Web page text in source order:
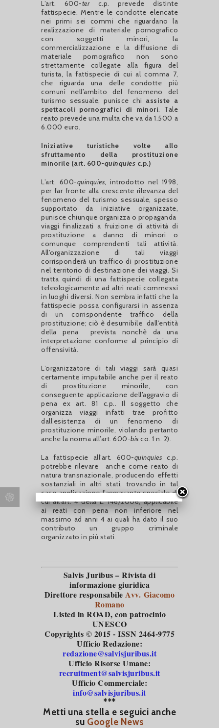
L’art. 600-terc.p. prevede distinte
fattispecie. Mentre le condotte elencate
nei primi sei commi che riguardano la
realizzazione di materiale pornografico
con soggetti minori, la
commercializzazione e la diffusione di
materiale pornografico non sono
strettamente collegate alla figura del
turista, la fattispecie di cui al comma 7,
che riguarda una delle condotte più
comuni nell’ambito del fenomeno del
turismo sessuale, punisce chi assiste a
spettacoli pornografici di minori. Tale
reato prevede una multa che va da 1.500 a
6.000 euro.
Iniziative turistiche volte allo
sfruttamento della prostituzione
minorile (art. 600-quinquies c.p.)
L’art. 600-quinquies, introdotto nel 1998,
per far fronte alla crescente rilevanza del
fenomeno del turismo sessuale, spesso
supportato da iniziative organizzate,
punisce chiunque organizza o propaganda
viaggi finalizzati a fruizione di attività di
prostituzione a danno di minori o
comunque comprendenti tali attività.
All’organizzazione di tali viaggi
corrisponderà un traffico di prostituzione
nel territorio di destinazione dei viaggi. Si
tratta quindi di una fattispecie collegata
teleologicamente ad altri reati commessi
in luoghi diversi. Non sembra infatti che la
fattispecie possa configurarsi in assenza
di un corrispondente traffico della
prostituzione; ciò è desumibile dall’entità
della pena prevista nonchè da una
interpretazione conforme al principio di
offensività.
L’organizzatore di tali viaggi sarà quasi
certamente imputabile anche per il reato
di prostituzione minorile, con
conseguente applicazione dell’aggravio di
pena ex art. 81 c.p.. Il soggetto che
organizza viaggi infatti trae profitto
dall’esistenza di un fenomeno di
prostituzione minorile, violando pertanto
anche la norma all’art. 600-bis co. 1 n. 2).
La fattispecie all’art. 600-quinquies c.p.
potrebbe rilevare anche come reato di
natura transnazionale, producendo effetti
sostanziali in altri stati, trovando in tal
caso applicazione l’aggravante speciale di
cui all’art. 4 della L. 146/2006, applicabile
ai reati con pena non inferiore nel
massimo ad anni 4 ai quali ha dato il suo
contributo un gruppo criminale
organizzato in più stati.
Salvis Juribus – Rivista di
informazione giuridica
Direttore responsabileAvv. Giacomo
Romano
Listed in ROAD, con patrocinio
UNESCO
Copyrights © 2015 - ISSN 2464-9775
Ufficio Redazione:
redazione@salvisjuribus.it
Ufficio Risorse Umane:
recruitment@salvisjuribus.it
Ufficio Commerciale:
info@salvisjuribus.it
***
Metti una stella e seguici anche
su Google News